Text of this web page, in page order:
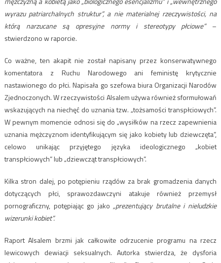
wyrazu patriarchalnych struktur”, a nie materialnej rzeczywistości, na
którą narzucane są opresyjne normy i stereotypy płciowe”–
stwierdzono w raporcie.
Co ważne, ten akapit nie został napisany przez konserwatywnego
komentatora z Ruchu Narodowego ani feministę krytycznie
nastawionego do płci. Napisała go szefowa biura Organizacji Narodów
Zjednoczonych. W rzeczywistości Alsalem używa również sformułowań
wskazujących na niechęć do uznania tzw. „tożsamości transpłciowych”.
W pewnym momencie odnosi się do „wysiłków na rzecz zapewnienia
uznania mężczyznom identyfikującym się jako kobiety lub dziewczęta”,
celowo unikając przyjętego języka ideologicznego „kobiet
transpłciowych” lub „dziewcząt transpłciowych”.
Kilka stron dalej, po potępieniu rządów za brak gromadzenia danych
dotyczących płci, sprawozdawczyni atakuje również przemysł
pornograficzny, potępiając go jako „prezentujący brutalne i nieludzkie
wizerunki kobiet”.
Raport Alsalem brzmi jak całkowite odrzucenie programu na rzecz
lewicowych dewiacji seksualnych. Autorka stwierdza, że dysforia